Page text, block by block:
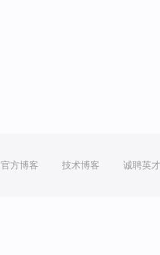
官方博客 技术博客 诚聘英才